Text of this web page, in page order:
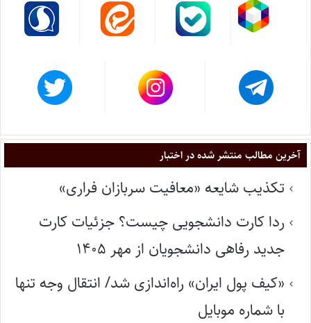
آخرین مطالب منتشر شده در اختبار
تکذیب شایعه «معافیت سربازان فراری»
ردا کارت دانشجویی چیست؟ جزئیات کارت
جدید رفاهی دانشجویان از مهر ۱۴۰۵
«کیف پول ایران» راه‌اندازی شد/ انتقال وجه تنها
با شماره موبایل